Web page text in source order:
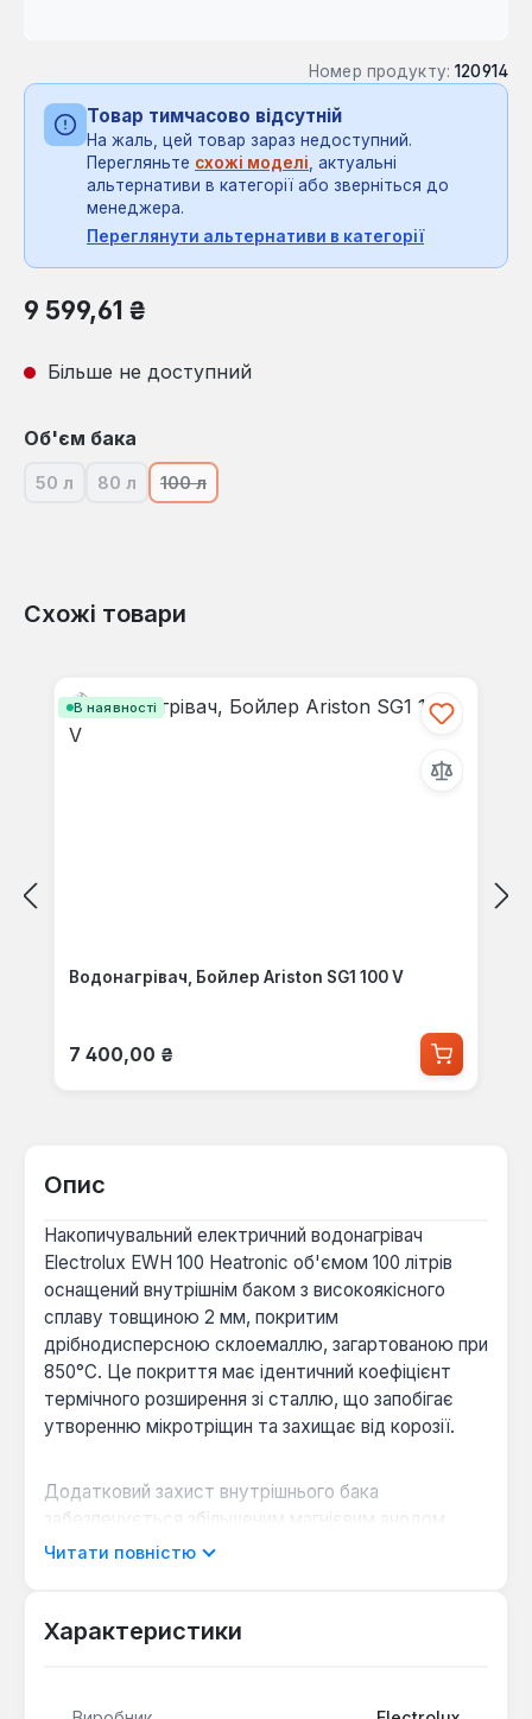
Номер продукту: 120914
Товар тимчасово відсутній
На жаль, цей товар зараз недоступний.
Перегляньте схожі моделі, актуальні
альтернативи в категорії або зверніться до
менеджера.
Переглянути альтернативи в категорії
Звичайна ціна:
9 599,61 ₴
Більше не доступний
Виберіть
Об'єм бака
50 л(Ця опція наразі недоступна.)
80 л(Ця опція наразі недоступна.)
100 л(Ця опція наразі недоступна.)
Схожі товари
В наявності
Водонагрівач, Бойлер Ariston SG1 100 V
Звичайна ціна:
7 400,00 ₴
Опис
Накопичувальний електричний водонагрівач
Electrolux EWH 100 Heatronic об'ємом 100 літрів
оснащений внутрішнім баком з високоякісного
сплаву товщиною 2 мм, покритим
дрібнодисперсною склоемаллю, загартованою при
850°C. Це покриття має ідентичний коефіцієнт
термічного розширення зі сталлю, що запобігає
утворенню мікротріщин та захищає від корозії.
Додатковий захист внутрішнього бака
забезпечується збільшеним магнієвим анодом,
який нейтралізує корозійні частинки. Ефективна
втрати, сприяючи зниженню енергоспоживання.
Читати повністю
Характеристики